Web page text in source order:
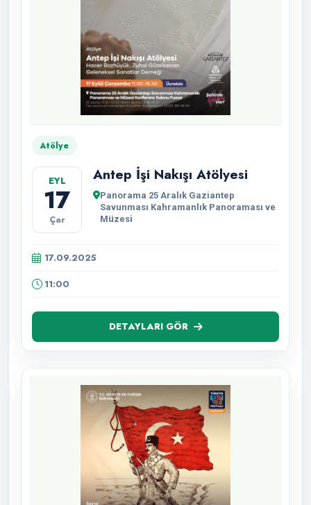
Atölye
EYL
17
Çar
Antep İşi Nakışı Atölyesi
Panorama 25 Aralık Gaziantep
Savunması Kahramanlık Panoraması ve
Müzesi
17.09.2025
11:00
DETAYLARI GÖR